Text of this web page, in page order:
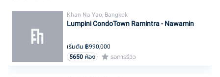
Khan Na Yao, Bangkok
Lumpini CondoTown Ramintra - Nawamin
เริ่มต้น ฿990,000
5650 ห้อง รอการรีวิว